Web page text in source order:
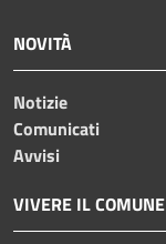
NOVITÀ
Notizie
Comunicati
Avvisi
VIVERE IL COMUNE